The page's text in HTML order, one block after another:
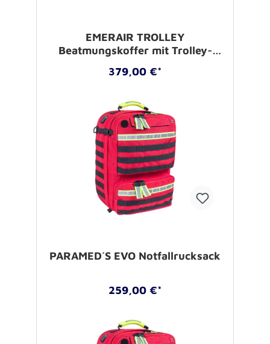
EMERAIR TROLLEY
Beatmungskoffer mit Trolley-
379,00 €*
PARAMED´S EVO Notfallrucksack
259,00 €*